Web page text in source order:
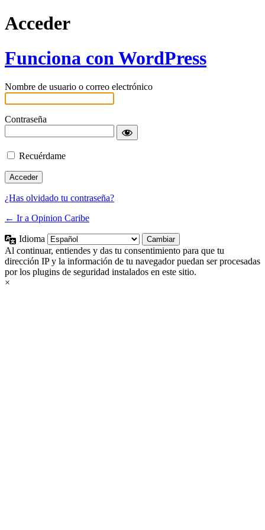
Acceder
Funciona con WordPress
Nombre de usuario o correo electrónico
Contraseña
Recuérdame
¿Has olvidado tu contraseña?
← Ir a Opinion Caribe
Idioma
Al continuar, entiendes y das tu consentimiento para que tu
dirección IP y la información de tu navegador puedan ser procesadas
por los plugins de seguridad instalados en este sitio.
×